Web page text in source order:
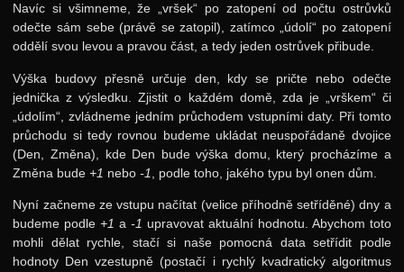
Navíc si všimneme, že „vršek“ po zatopení od počtu ostrůvků
odečte sám sebe (právě se zatopil), zatímco „údolí“ po zatopení
oddělí svou levou a pravou část, a tedy jeden ostrůvek přibude.
Výška budovy přesně určuje den, kdy se pričte nebo odečte
jednička z výsledku. Zjistit o každém domě, zda je „vrškem“ či
„údolím“, zvládneme jedním průchodem vstupními daty. Při tomto
průchodu si tedy rovnou budeme ukládat neuspořádaně dvojice
(Den, Změna), kde Den bude výška domu, který procházíme a
Změna bude +1 nebo-1 , podle toho, jakého typu byl onen dům.
Nyní začneme ze vstupu načítat (velice příhodně setříděné) dny a
budeme podle +1 a-1 upravovat aktuální hodnotu. Abychom toto
mohli dělat rychle, stačí si naše pomocná data setřídit podle
hodnoty Den vzestupně (postačí i rychlý kvadratický algoritmus
Výsledky
Zadání 2. série
Řešení
Výsledky
Zadání 3. série
Zadání 4. série
Řešení